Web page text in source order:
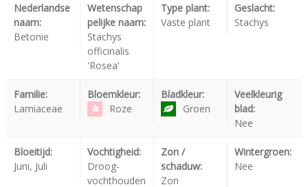
Nederlandse
naam:
Betonie
Wetenschap
pelijke naam:
Stachys
officinalis
'Rosea'
Type plant:
Vaste plant
Geslacht:
Stachys
Familie:
Lamiaceae
Bloemkleur:
Roze
Bladkleur:
Groen
Veelkleurig
blad:
Nee
Bloeitijd:
Juni, Juli
Vochtigheid:
Droog-
vochthouden
Zon /
schaduw:
Zon
Wintergroen:
Nee